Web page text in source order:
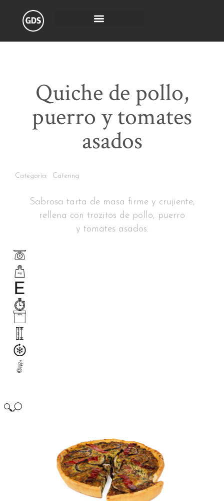
Quiche de pollo,
puerro y tomates
asados
Categoría: Catering
Sabrosa tarta de masa firme y crujiente,
rellena con trozitos de pollo, puerro
y tomates asados.
🔍